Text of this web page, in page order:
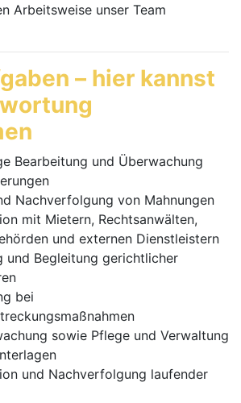
Arbeitsweise unser Team
– hier kannst
Bearbeitung und Überwachung
Nachverfolgung von Mahnungen
mit Mietern, Rechtsanwälten,
und externen Dienstleistern
und Begleitung gerichtlicher
bei
sowie Pflege und Verwaltung
und Nachverfolgung laufender